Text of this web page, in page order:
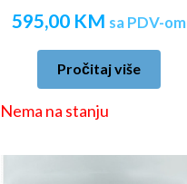
595,00 KM sa PDV-om
Pročitaj više
Nema na stanju